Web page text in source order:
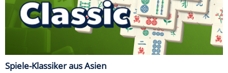
Spiele-Klassiker aus Asien